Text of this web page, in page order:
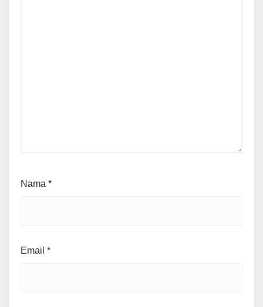
Nama *
Email *